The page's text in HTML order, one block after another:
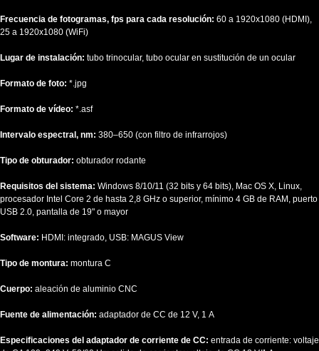
Frecuencia de fotogramas, fps para cada resolución: 60 a 1920x1080 (HDMI),
25 a 1920x1080 (WiFi)
Lugar de instalación: tubo trinocular, tubo ocular en sustitución de un ocular
Formato de foto: *.jpg
Formato de vídeo: *.asf
Intervalo espectral, nm: 380–650 (con filtro de infrarrojos)
Tipo de obturador: obturador rodante
Requisitos del sistema: Windows 8/10/11 (32 bits y 64 bits), Mac OS X, Linux,
procesador Intel Core 2 de hasta 2,8 GHz o superior, mínimo 4 GB de RAM, puerto
USB 2.0, pantalla de 19" o mayor
Software: HDMI: integrado, USB: MAGUS View
Tipo de montura: montura C
Cuerpo: aleación de aluminio CNC
Fuente de alimentación: adaptador de CC de 12 V, 1 A
Especificaciones del adaptador de corriente de CC: entrada de corriente: voltaje